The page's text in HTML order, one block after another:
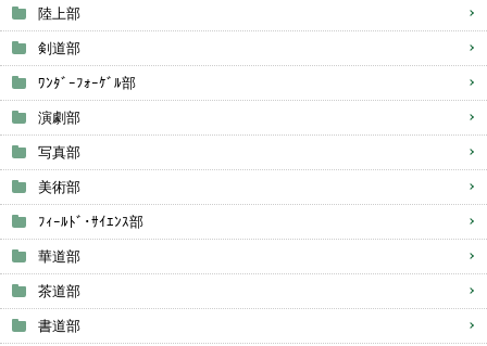
陸上部
剣道部
ﾜﾝﾀﾞｰﾌｫｰｹﾞﾙ部
演劇部
写真部
美術部
ﾌｨｰﾙﾄﾞ･ｻｲｴﾝｽ部
華道部
茶道部
書道部